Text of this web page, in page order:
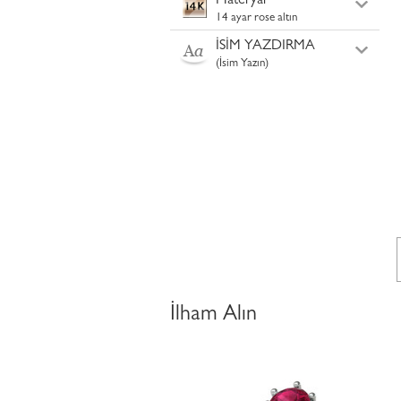
14 ayar rose altın
İSİM YAZDIRMA
(İsim Yazın)
İlham Alın